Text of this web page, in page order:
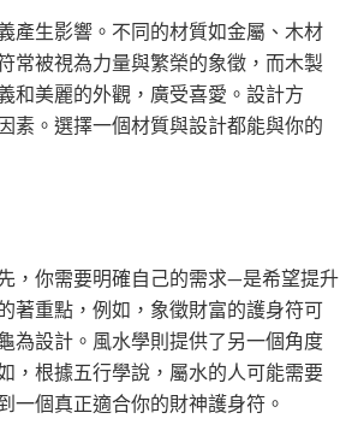
產生影響。不同的材質如金屬、木材
常被視為力量與繁榮的象徵，而木製
和美麗的外觀，廣受喜愛。設計方
素。選擇一個材質與設計都能與你的
，你需要明確自己的需求—是希望提升
著重點，例如，象徵財富的護身符可
為設計。風水學則提供了另一個角度
，根據五行學說，屬水的人可能需要
一個真正適合你的財神護身符。